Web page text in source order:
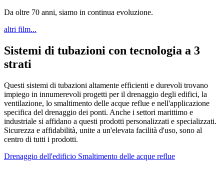
Da oltre 70 anni, siamo in continua evoluzione.
altri film...
Sistemi di tubazioni con tecnologia a 3
strati
Questi sistemi di tubazioni altamente efficienti e durevoli trovano
impiego in innumerevoli progetti per il drenaggio degli edifici, la
ventilazione, lo smaltimento delle acque reflue e nell'applicazione
specifica del drenaggio dei ponti. Anche i settori marittimo e
industriale si affidano a questi prodotti personalizzati e specializzati.
Sicurezza e affidabilità, unite a un'elevata facilità d'uso, sono al
centro di tutti i prodotti.
Drenaggio dell'edificio Smaltimento delle acque reflue